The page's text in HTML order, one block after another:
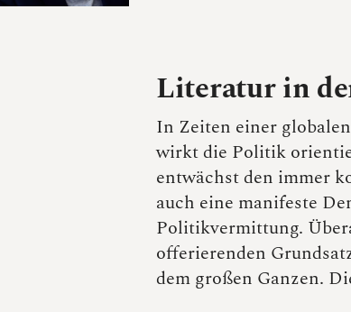
Literatur in
In Zeiten einer
wirkt die Politik
entwächst den immer
auch eine manifeste
Politikvermittung.
offerierenden
dem großen Ganzen.